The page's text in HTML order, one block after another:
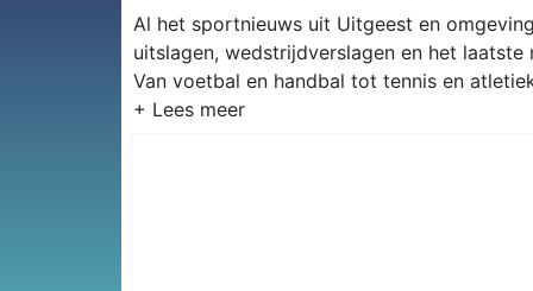
Al het sportnieuws uit Uitgeest en
uitslagen, wedstrijdverslagen en het
Van voetbal en handbal tot tennis en
Van SV Uitgeest en VV Wijk aan Zee tot
Kennemerduinen — sport in Uitgeest is